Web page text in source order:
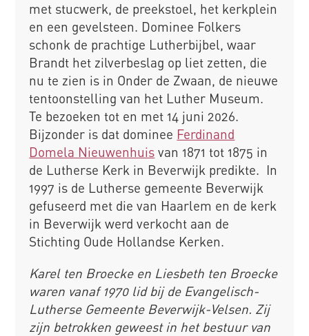
met stucwerk, de preekstoel, het kerkplein
en een gevelsteen. Dominee Folkers
schonk de prachtige Lutherbijbel, waar
Brandt het zilverbeslag op liet zetten, die
nu te zien is in Onder de Zwaan, de nieuwe
tentoonstelling van het Luther Museum.
Te bezoeken tot en met 14 juni 2026.
Bijzonder is dat dominee Ferdinand
Domela Nieuwenhuis van 1871 tot 1875 in
de Lutherse Kerk in Beverwijk predikte. In
1997 is de Lutherse gemeente Beverwijk
gefuseerd met die van Haarlem en de kerk
in Beverwijk werd verkocht aan de
Stichting Oude Hollandse Kerken.
Karel ten Broecke en Liesbeth ten Broecke
waren vanaf 1970 lid bij de Evangelisch-
Lutherse Gemeente Beverwijk-Velsen. Zij
zijn betrokken geweest in het bestuur van